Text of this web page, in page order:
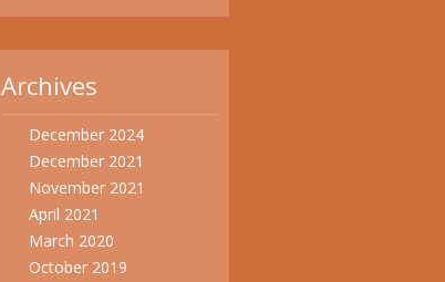
Archives
December 2024
December 2021
November 2021
April 2021
March 2020
October 2019